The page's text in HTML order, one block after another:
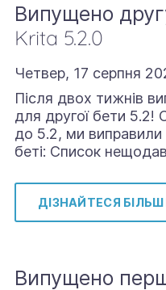
Випущено
Krita 5.2.0
Четвер, 17 серпня
Після двох тижнів
для другої бети 5.2!
до 5.2, ми виправили
беті: Список
ДІЗНАЙТЕСЯ
Випущено